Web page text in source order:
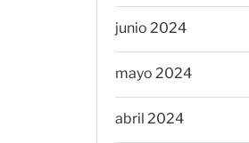
junio 2024
mayo 2024
abril 2024